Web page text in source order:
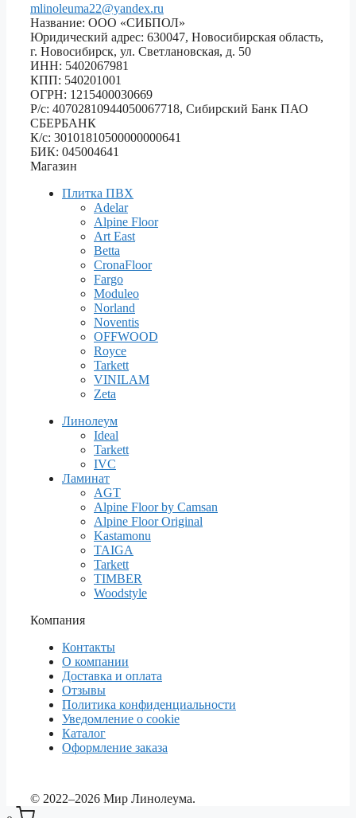
mlinoleuma22@yandex.ru
Название: ООО «СИБПОЛ»
Юридический адрес: 630047, Новосибирская область,
г. Новосибирск, ул. Светлановская, д. 50
ИНН: 5402067981
КПП: 540201001
ОГРН: 1215400030669
Р/с: 40702810944050067718, Сибирский Банк ПАО
СБЕРБАНК
К/с: 30101810500000000641
БИК: 045004641
Магазин
Плитка ПВХ
Adelar
Alpine Floor
Art East
Betta
CronaFloor
Fargo
Moduleo
Norland
Noventis
OFFWOOD
Royce
Tarkett
VINILAM
Zeta
Линолеум
Ideal
Tarkett
IVC
Ламинат
AGT
Alpine Floor by Camsan
Alpine Floor Original
Kastamonu
TAIGA
Tarkett
TIMBER
Woodstyle
Компания
Контакты
О компании
Доставка и оплата
Отзывы
Политика конфиденциальности
Уведомление о cookie
Каталог
Оформление заказа
© 2022–2026 Мир Линолеума.